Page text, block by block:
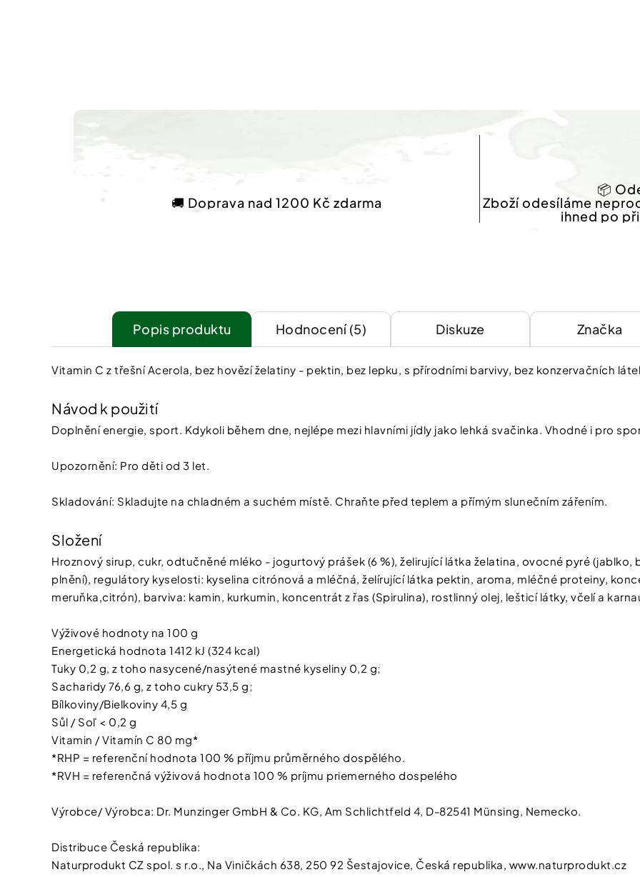
🚚 Doprava nad 1200 Kč zdarma
📦
Zboží odesíláme
ihned po
Popis Hodnocení (5) Diskuze Značka
Vitamin C z třešní Acerola, bez hovězí želatiny - pektin, bez lepku, s přírodními barvivy, bez konzervačních
Návod k použití
Doplnění energie, sport. Kdykoli během dne, nejlépe mezi hlavními jídly jako lehká svačinka. Vhodné i pro
Upozornění: Pro děti od 3 let.
Skladování: Skladujte na chladném a suchém místě. Chraňte před teplem a přímým slunečním zářením.
Složení
Hroznový sirup, cukr, odtučněné mléko - jogurtový prášek (6 %), želirující látka želatina, ovocné pyré
plnění), regulátory kyselosti: kyselina citrónová a mléčná, želírující látka pektin, aroma, mléčné proteiny,
meruňka,citrón), barviva: kamin, kurkumin, koncentrát z řas (Spirulina), rostlinný olej, lešticí látky, včelí a
Výživové hodnoty na 100 g
Energetická hodnota 1412 kJ (324 kcal)
Tuky 0,2 g, z toho nasycené/nasýtené mastné kyseliny 0,2 g;
Sacharidy 76,6 g, z toho cukry 53,5 g;
Bílkoviny/Bielkoviny 4,5 g
Sůl / Soľ < 0,2 g
Vitamin / Vitamín C 80 mg*
*RHP = referenční hodnota 100 % příjmu průměrného dospělého.
*RVH = referenčná výživová hodnota 100 % príjmu priemerného dospelého
Výrobce/ Výrobca: Dr. Munzinger GmbH & Co. KG, Am Schlichtfeld 4, D-82541 Münsing, Nemecko.
Distribuce Česká republika:
Naturprodukt CZ spol. s r.o., Na Viničkách 638, 250 92 Šestajovice, Česká republika, www.naturprodukt.cz
Chcete
nákup?